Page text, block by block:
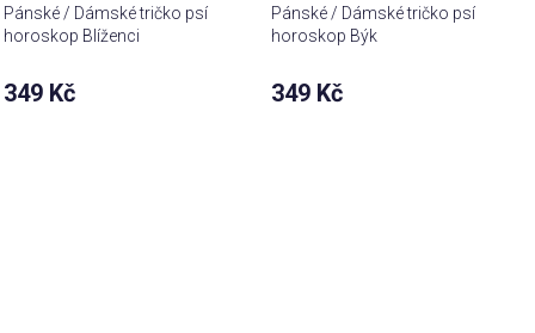
Pánské / Dámské tričko psí
horoskop Blíženci
349 Kč
Pánské / Dámské tričko psí
horoskop Býk
349 Kč